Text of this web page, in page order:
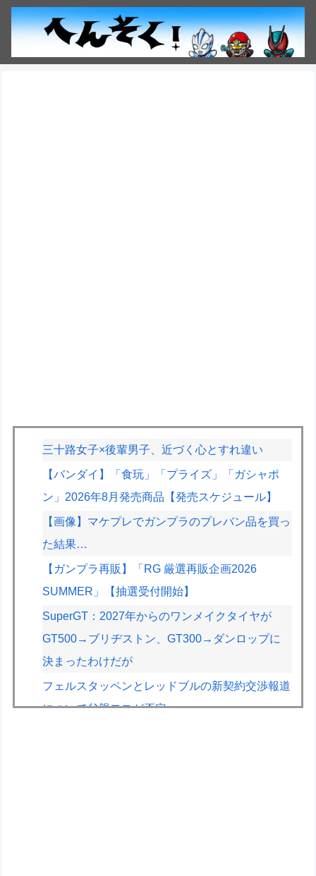
三十路女子×後輩男子、近づく心とすれ違い
【バンダイ】「食玩」「プライズ」「ガシャポ
ン」2026年8月発売商品【発売スケジュール】
【画像】マケプレでガンプラのプレバン品を買っ
た結果…
【ガンプラ再販】「RG 厳選再販企画2026
SUMMER」【抽選受付開始】
SuperGT：2027年からのワンメイクタイヤが
GT500→ブリヂストン、GT300→ダンロップに
決まったわけだが
フェルスタッペンとレッドブルの新契約交渉報道
について父親ヨスが否定